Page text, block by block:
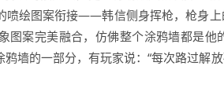
喷绘图案衔接——韩信侧身挥枪，枪身
图案完美融合，仿佛整个涂鸦墙都是
墙的一部分，有玩家说：“每次路过解